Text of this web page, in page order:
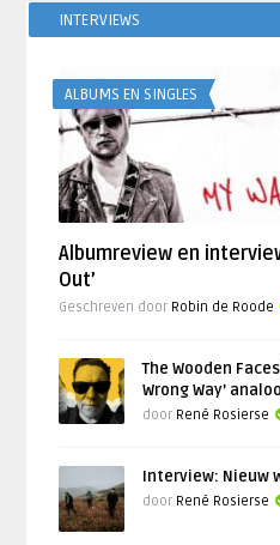
INTERVIEWS
ALBUMS EN SINGLES
Albumreview en
Out’
Geschreven door Robin de Roode
The Wooden
Wrong Way’
door René Rosierse
Interview: Nieuw
door René Rosierse